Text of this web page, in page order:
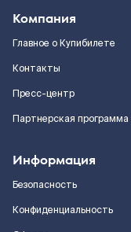
Компания
Главное о Купибилете
Контакты
Пресс-центр
Партнерская программа
Информация
Безопасность
Конфиденциальность